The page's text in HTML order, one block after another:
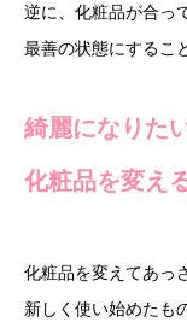
逆に、化粧品が合っ
最善の状態にするこ
綺麗になりた
化粧品を変え
化粧品を変えてあっ
新しく使い始めたも